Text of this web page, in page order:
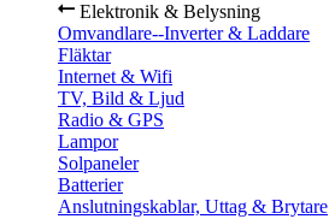
Elektronik & Belysning
Omvandlare--Inverter & Laddare
Fläktar
Internet & Wifi
TV, Bild & Ljud
Radio & GPS
Lampor
Solpaneler
Batterier
Anslutningskablar, Uttag & Brytare